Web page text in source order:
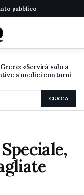
pubblico
«Servirà solo a
a medici con turni
CERCA